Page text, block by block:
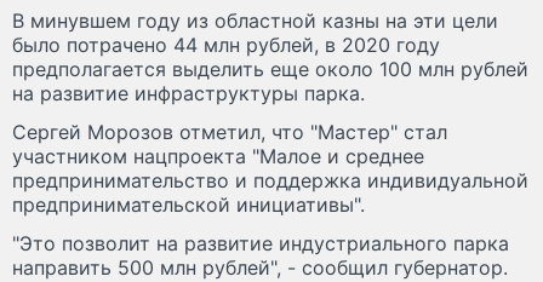
В минувшем году из областной казны на эти цели
было потрачено 44 млн рублей, в 2020 году
предполагается выделить еще около 100 млн рублей
на развитие инфраструктуры парка.
Сергей Морозов отметил, что "Мастер" стал
участником нацпроекта "Малое и среднее
предпринимательство и поддержка индивидуальной
предпринимательской инициативы".
"Это позволит на развитие индустриального парка
направить 500 млн рублей", - сообщил губернатор.